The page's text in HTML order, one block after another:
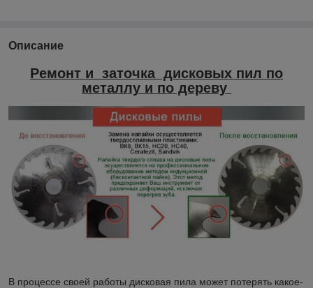
Описание
Ремонт и заточка дисковых пил по
металлу и по дереву
В процессе своей работы дисковая пила может потерять какое-